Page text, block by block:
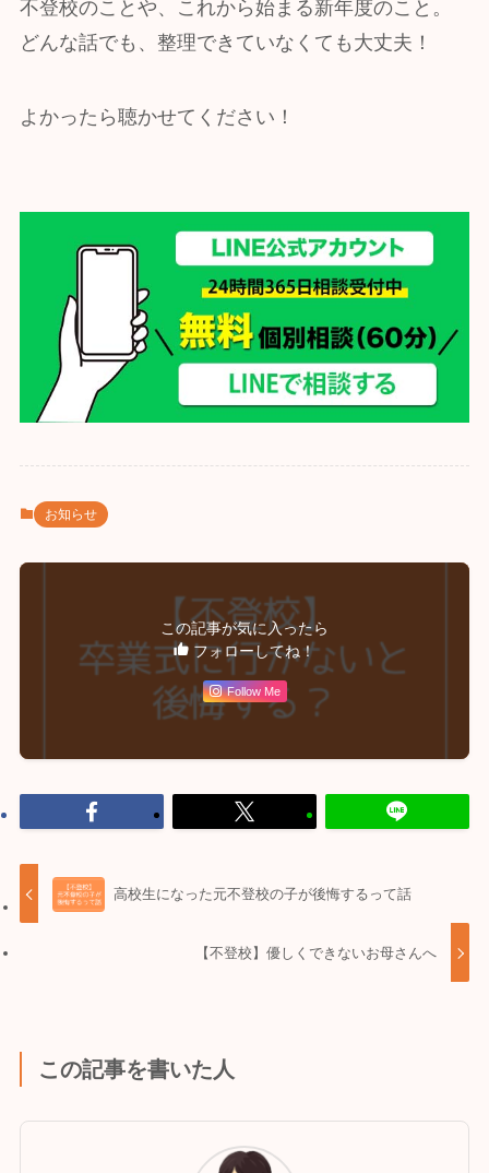
不登校のことや、これから始まる新年度のこと。
どんな話でも、整理できていなくても大丈夫！
よかったら聴かせてください！
お知らせ
この記事が気に入ったら
フォローしてね！
Follow Me
高校生になった元不登校の子が後悔するって話
【不登校】優しくできないお母さんへ
この記事を書いた人